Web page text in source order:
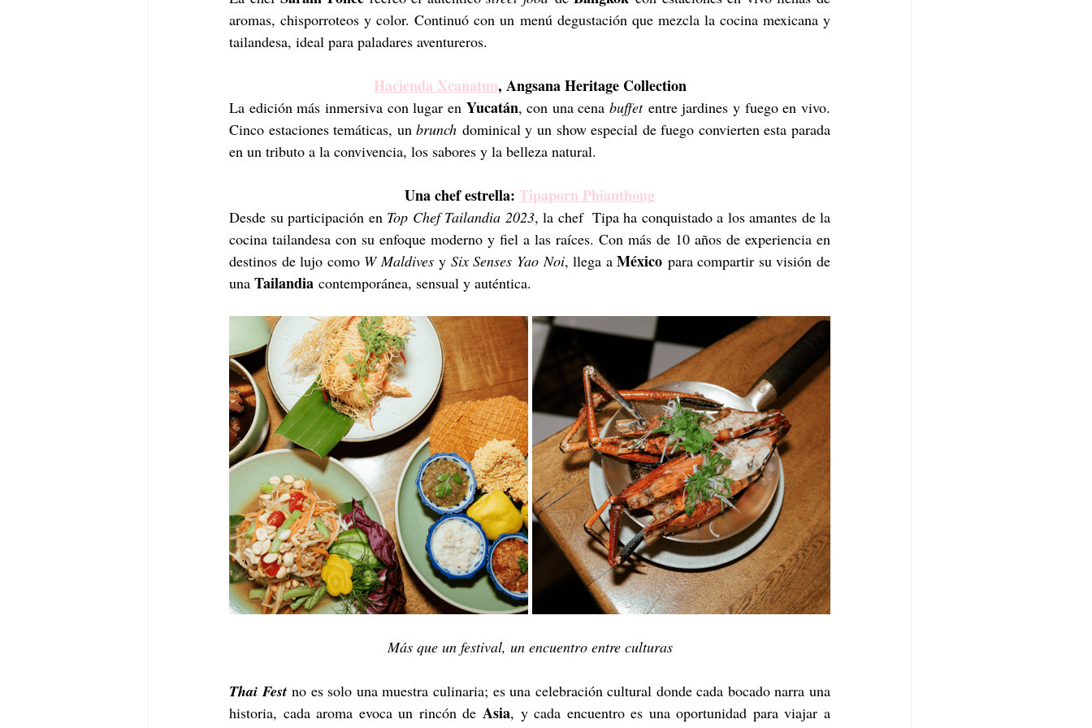
aromas, chisporroteos y color. Continuó con un menú degustación que mezcla la cocina mexicana y
tailandesa, ideal para paladares aventureros.
Hacienda Xcanatun, Angsana Heritage Collection
La edición más inmersiva con lugar en Yucatán, con una cena buffet entre jardines y fuego en vivo.
Cinco estaciones temáticas, un brunch dominical y un show especial de fuego convierten esta parada
en un tributo a la convivencia, los sabores y la belleza natural.
Una chef estrella: Tipaporn Phianthong
Desde su participación en Top Chef Tailandia 2023, la chef  Tipa ha conquistado a los amantes de la
cocina tailandesa con su enfoque moderno y fiel a las raíces. Con más de 10 años de experiencia en
destinos de lujo como W Maldives y Six Senses Yao Noi, llega a México para compartir su visión de
una Tailandia contemporánea, sensual y auténtica.
Más que un festival, un encuentro entre culturas
Thai Fest no es solo una muestra culinaria; es una celebración cultural donde cada bocado narra una
historia, cada aroma evoca un rincón de Asia, y cada encuentro es una oportunidad para viajar a